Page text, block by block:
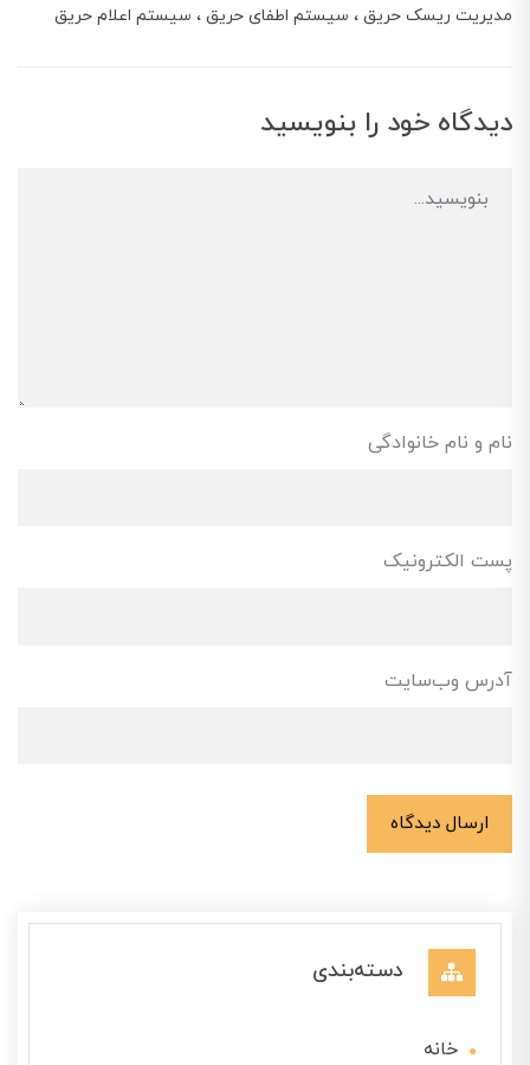
مدیریت ریسک حریق
سیستم اطفای حریق سیستم اعلام حریق
دیدگاه خود را بنویسید
نام و نام خانوادگی
پست الکترونیک
آدرس وب‌سایت
ارسال دیدگاه
دسته‌بندی
خانه